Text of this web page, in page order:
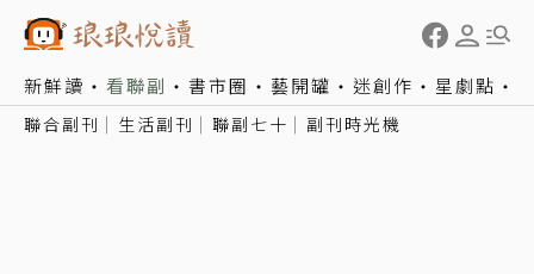
新鮮讀 看聯副 書市圈 藝開罐 迷創作 星劇點
聯合副刊 生活副刊 聯副七十 副刊時光機